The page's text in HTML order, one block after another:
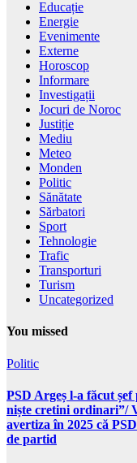
Educație
Energie
Evenimente
Externe
Horoscop
Informare
Investigații
Jocuri de Noroc
Justiție
Mediu
Meteo
Monden
Politic
Sănătate
Sărbatori
Sport
Tehnologie
Trafic
Transporturi
Turism
Uncategorized
You missed
Politic
PSD Argeș l-a făcut
niște cretini ordinari”/
avertiza în 2025 că
de partid